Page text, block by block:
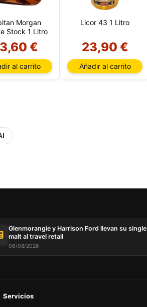
Morgan
Stock 1 Litro
€
al carrito
Licor 43 1 Litro
23,90 €
Añadir al carrito
Glenmorangie y Harrison Ford llevan su single
malt al travel retail
06/08/2026
Servicios
y